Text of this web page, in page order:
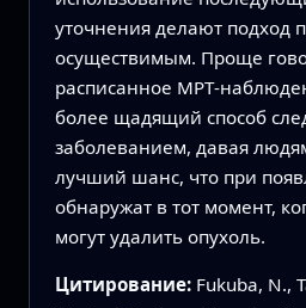
уточнения делают подход
осуществимым. Проще
расписанное
более щадящий способ
заболеванием, давая
лучший шанс, что при
обнаружат в тот момент,
могут удалить опухоль.
Цитирование: Fukuba, N.,